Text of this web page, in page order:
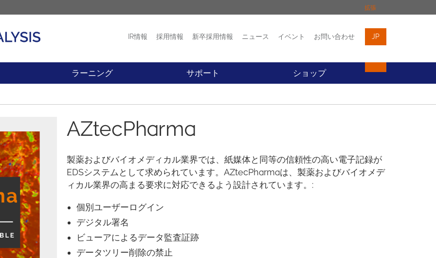
拡張
ニュース イベント お問い合わせ
IR情報 採用情報 新卒採用情報 ニュース イベント お問い合わせ JP
ラーニング サポート ショップ
AZtecPharma
製薬およびバイオメディカル業界では、紙媒体と同等の信頼性の高い電子記録が
EDSシステムとして求められています。AZtecPharmaは、製薬およびバイオメデ
ィカル業界の高まる要求に対応できるよう設計されています。:
個別ユーザーログイン
デジタル署名
ビューアによるデータ監査証跡
データツリー削除の禁止